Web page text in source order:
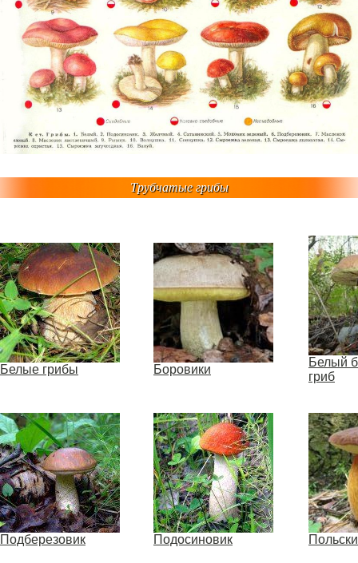
Трубчатые грибы
Белые грибы Боровики
Белый
гриб
Подберезовик Подосиновик